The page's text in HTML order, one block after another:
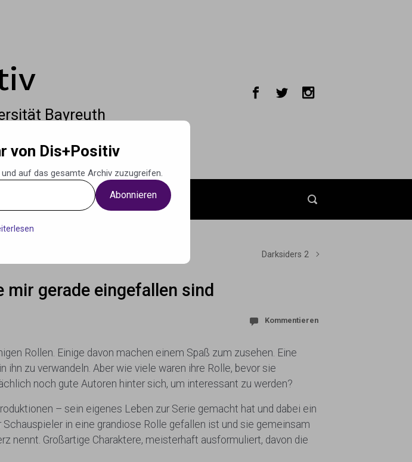
Bayreuth
Kontakt
Darksiders 2
mir gerade eingefallen sind
Kommentieren
Rollen. Einige davon machen einem Spaß zum zusehen. Eine
zu verwandeln. Aber wie viele waren ihre Rolle, bevor sie
noch gute Autoren hinter sich, um interessant zu werden?
– sein eigenes Leben zur Serie gemacht hat und dabei ein
in eine grandiose Rolle gefallen ist und sie gemeinsam
nennt. Großartige Charaktere, meisterhaft ausformuliert, davon die
von Dis+Positiv
auf das gesamte Archiv zuzugreifen.
Abonnieren